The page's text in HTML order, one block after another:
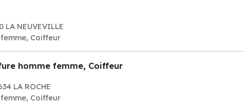
NEUVEVILLE
Coiffeur
homme femme, Coiffeur
LA ROCHE
Coiffeur